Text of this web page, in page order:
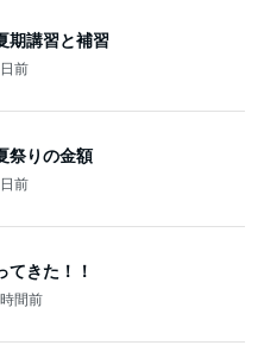
期講習と補習
前
祭りの金額
前
てきた！！
間前